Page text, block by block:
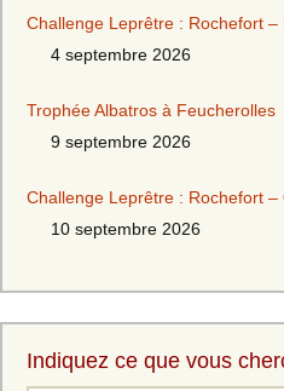
Challenge Leprêtre : Rochefort –
4 septembre 2026
Trophée Albatros à Feucherolles
9 septembre 2026
Challenge Leprêtre : Rochefort –
10 septembre 2026
Indiquez ce que vous